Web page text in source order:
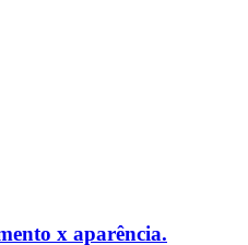
x aparência.